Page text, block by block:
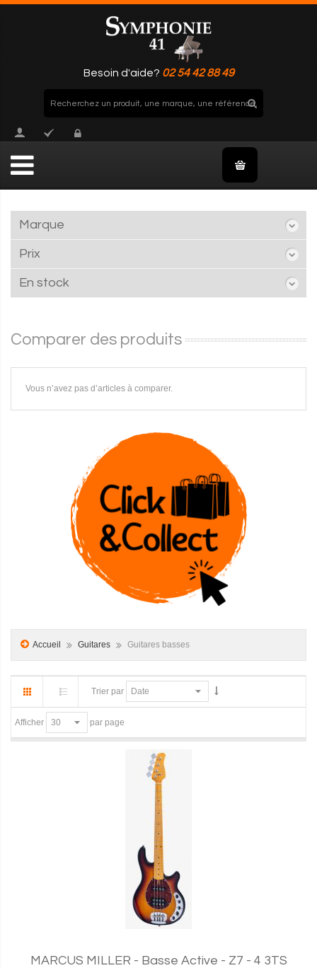
Besoin d'aide? 02 54 42 88 49
Marque
Prix
En stock
Comparer des produits
Vous n’avez pas d’articles à comparer.
Accueil Guitares Guitares basses
Trier par
Afficher par page
MARCUS MILLER - Basse Active - Z7 - 4 3TS